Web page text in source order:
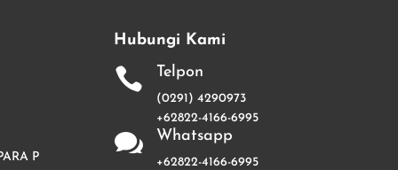
P
Hubungi Kami
 Telpon
(0291) 4290973
+62822-4166-6995
 Whatsapp
+62822-4166-6995